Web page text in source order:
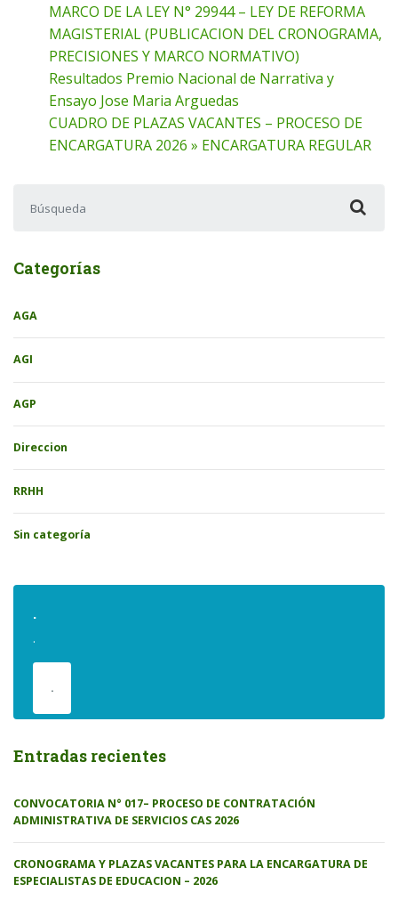
MARCO DE LA LEY N° 29944 – LEY DE REFORMA
MAGISTERIAL (PUBLICACION DEL CRONOGRAMA,
PRECISIONES Y MARCO NORMATIVO)
Resultados Premio Nacional de Narrativa y
Ensayo Jose Maria Arguedas
CUADRO DE PLAZAS VACANTES – PROCESO DE
ENCARGATURA 2026 » ENCARGATURA REGULAR
Categorías
AGA
AGI
AGP
Direccion
RRHH
Sin categoría
.
.
.
Entradas recientes
CONVOCATORIA N° 017– PROCESO DE CONTRATACIÓN
ADMINISTRATIVA DE SERVICIOS CAS 2026
CRONOGRAMA Y PLAZAS VACANTES PARA LA ENCARGATURA DE
ESPECIALISTAS DE EDUCACION – 2026